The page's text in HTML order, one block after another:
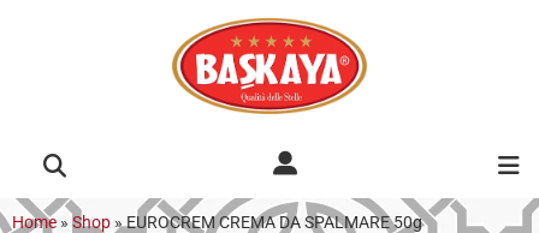
Home » Shop »EUROCREM CREMA DA SPALMARE 50g